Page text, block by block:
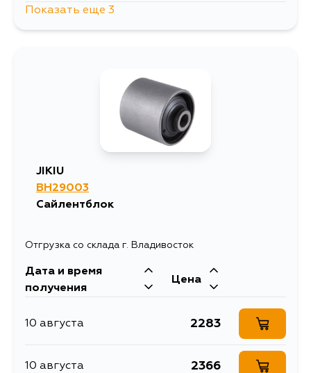
1040
Показать еще 3
JIKIU
BH29003
Сайлентблок
Отгрузка со склада г. Владивосток
Дата и время
получения
Цена
10 августа 2283
10 августа 2366